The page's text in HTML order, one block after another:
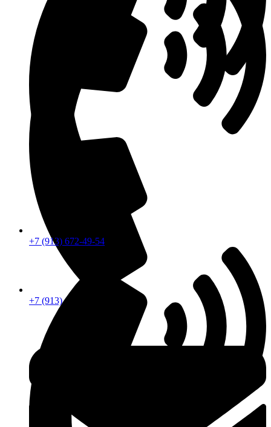
+7 (913) 672-49-54
+7 (913) 672-49-54